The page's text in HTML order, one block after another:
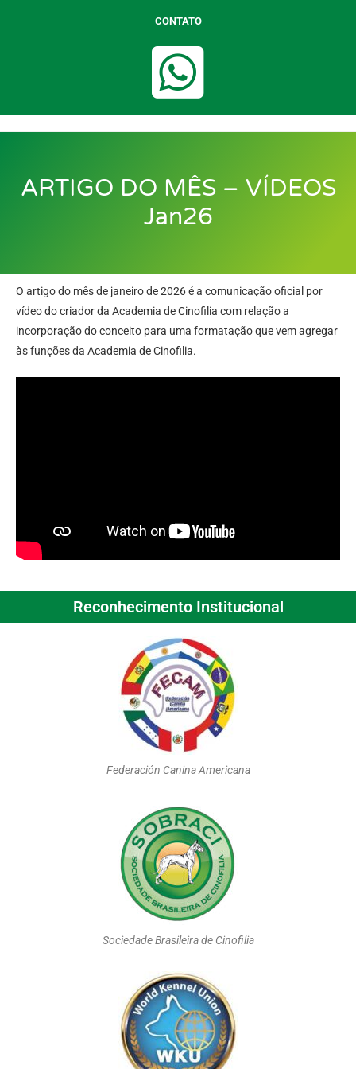
CONTATO
ARTIGO DO MÊS – VÍDEOS
Jan26
O artigo do mês de janeiro de 2026 é a comunicação oficial por
vídeo do criador da Academia de Cinofilia com relação a
incorporação do conceito para uma formatação que vem agregar
às funções da Academia de Cinofilia.
Reconhecimento Institucional
Federación Canina Americana
Sociedade Brasileira de Cinofilia